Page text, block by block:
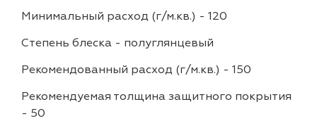
Минимальный расход (г/м.кв.) - 120
Степень блеска - полуглянцевый
Рекомендованный расход (г/м.кв.) - 150
Рекомендуемая толщина защитного покрытия
- 50